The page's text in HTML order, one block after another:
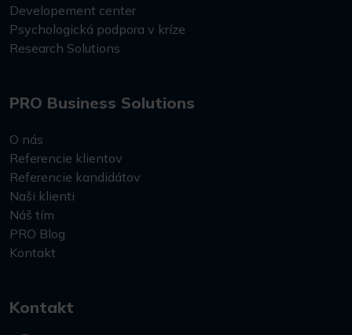
Developement center
Psychologická podpora v kríze
Research Solutions
PRO Business Solutions
O nás
Referencie klientov
Referencie kandidátov
Naši klienti
Náš tím
PRO Blog
Kontakt
Kontakt